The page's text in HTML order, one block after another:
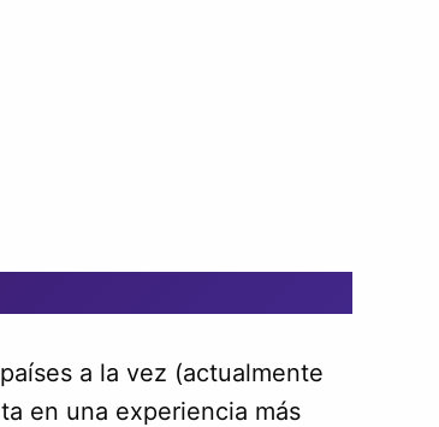
a la vez (actualmente
en una experiencia más